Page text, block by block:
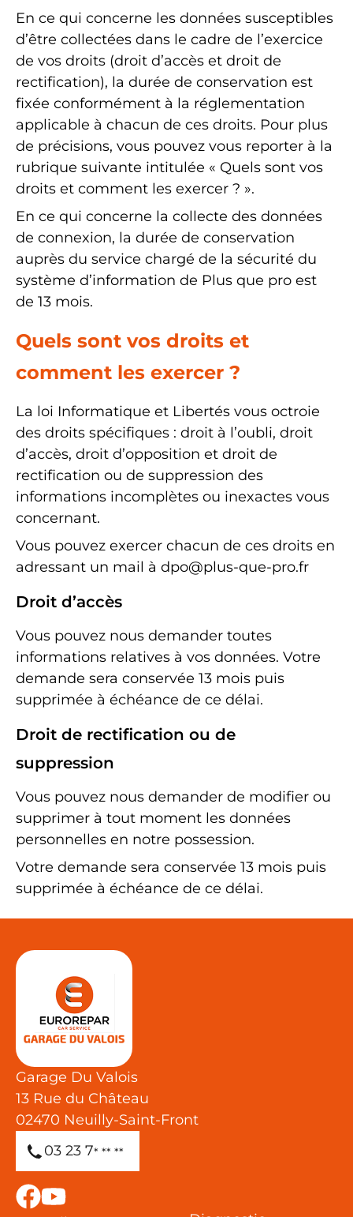
En ce qui concerne les données susceptibles
d’être collectées dans le cadre de l’exercice
de vos droits (droit d’accès et droit de
rectification), la durée de conservation est
fixée conformément à la réglementation
applicable à chacun de ces droits. Pour plus
de précisions, vous pouvez vous reporter à la
rubrique suivante intitulée « Quels sont vos
droits et comment les exercer ? ».
En ce qui concerne la collecte des données
de connexion, la durée de conservation
auprès du service chargé de la sécurité du
système d’information de Plus que pro est
de 13 mois.
Quels sont vos droits et
comment les exercer ?
La loi Informatique et Libertés vous octroie
des droits spécifiques : droit à l’oubli, droit
d’accès, droit d’opposition et droit de
rectification ou de suppression des
informations incomplètes ou inexactes vous
concernant.
Vous pouvez exercer chacun de ces droits en
adressant un mail à dpo@plus-que-pro.fr
Droit d’accès
Vous pouvez nous demander toutes
informations relatives à vos données. Votre
demande sera conservée 13 mois puis
supprimée à échéance de ce délai.
Droit de rectification ou de
suppression
Vous pouvez nous demander de modifier ou
supprimer à tout moment les données
personnelles en notre possession.
Votre demande sera conservée 13 mois puis
supprimée à échéance de ce délai.
Garage Du Valois
13 Rue du Château
02470 Neuilly-Saint-Front
03 23 7* ** **